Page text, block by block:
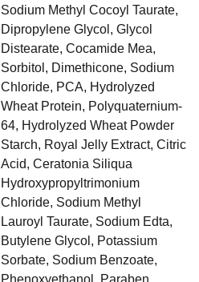
Sodium Methyl Cocoyl Taurate,
Dipropylene Glycol, Glycol
Distearate, Cocamide Mea,
Sorbitol, Dimethicone, Sodium
Chloride, PCA, Hydrolyzed
Wheat Protein, Polyquaternium-
64, Hydrolyzed Wheat Powder
Starch, Royal Jelly Extract, Citric
Acid, Ceratonia Siliqua
Hydroxypropyltrimonium
Chloride, Sodium Methyl
Lauroyl Taurate, Sodium Edta,
Butylene Glycol, Potassium
Sorbate, Sodium Benzoate,
Phenoxyethanol, Paraben,